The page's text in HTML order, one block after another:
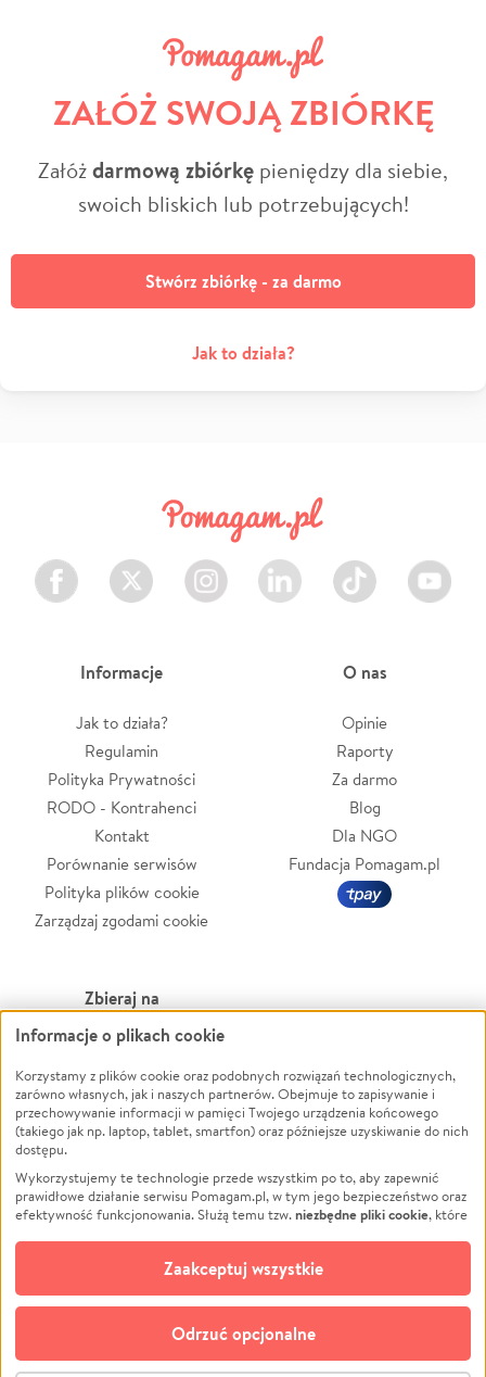
ZAŁÓŻ SWOJĄ ZBIÓRKĘ
Załóżdarmową zbiórkę pieniędzy dla siebie,
swoich bliskich lub potrzebujących!
Stwórz zbiórkę - za darmo
Jak to działa?
Facebook Twitter Instagram LinkedIn TikTok Youtube
Informacje
Jak to działa?
Regulamin
Polityka Prywatności
RODO - Kontrahenci
Kontakt
Porównanie serwisów
Polityka plików cookie
Zarządzaj zgodami cookie
O nas
Opinie
Raporty
Za darmo
Blog
Dla NGO
Fundacja Pomagam.pl
Zbieraj na
Leczenie
Zwierzęta
Pożar
Ukraina
Pomoc Finansowa
Projekty
Pogrzeb
Społeczność lokalna
Kultura
Powódź
Wichura
NGO
Edukacja
Podróż
Impreza
Ochrona środowiska
Biznes
Informacje o plikach cookie
Korzystamy z plików cookie oraz podobnych rozwiązań technologicznych,
zarówno własnych, jak i naszych partnerów. Obejmuje to zapisywanie i
przechowywanie informacji w pamięci Twojego urządzenia końcowego
(takiego jak np. laptop, tablet, smartfon) oraz późniejsze uzyskiwanie do nich
dostępu.
Wykorzystujemy te technologie przede wszystkim po to, aby zapewnić
prawidłowe działanie serwisu Pomagam.pl, w tym jego bezpieczeństwo oraz
efektywność funkcjonowania. Służą temu tzw.niezbędne pliki cookie, które
opcjonalnych plików cookie
technologii do celów analitycznych i retargetingowych. Możesz wyrazić
zgodę na ich stosowanie lub jej odmówić. W dowolnym momencie masz
możliwość zmiany swoich preferencji na stronie „Zarządzaj zgodami cookie”,
do której link znajdziesz w stopce serwisu Pomagam.pl. Opcjonalne pliki
cookie wykorzystywane są w następujących celach:
Odrzuć opcjonalne
Zaakceptuj wszystkie